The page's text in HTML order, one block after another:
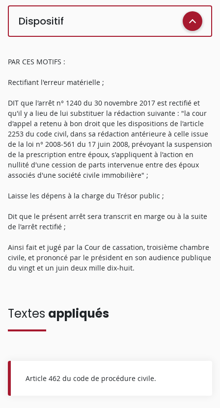
Dispositif
PAR CES MOTIFS :
Rectifiant l'erreur matérielle ;
DIT que l'arrêt n° 1240 du 30 novembre 2017 est rectifié et
qu'il y a lieu de lui substituer la rédaction suivante : "la cour
d'appel a retenu à bon droit que les dispositions de l'article
2253 du code civil, dans sa rédaction antérieure à celle issue
de la loi n° 2008-561 du 17 juin 2008, prévoyant la suspension
de la prescription entre époux, s'appliquent à l'action en
nullité d'une cession de parts intervenue entre des époux
associés d'une société civile immobilière" ;
Laisse les dépens à la charge du Trésor public ;
Dit que le présent arrêt sera transcrit en marge ou à la suite
de l'arrêt rectifié ;
Ainsi fait et jugé par la Cour de cassation, troisième chambre
civile, et prononcé par le président en son audience publique
du vingt et un juin deux mille dix-huit.
Textes appliqués
Article 462 du code de procédure civile.